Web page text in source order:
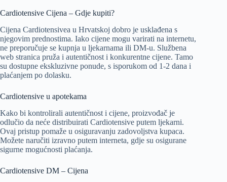
Cardiotensive Cijena – Gdje kupiti?
Cijena Cardiotensivea u Hrvatskoj dobro je usklađena s
njegovim prednostima. Iako cijene mogu varirati na internetu,
ne preporučuje se kupnja u ljekarnama ili DM-u. Službena
web stranica pruža i autentičnost i konkurentne cijene. Tamo
su dostupne ekskluzivne ponude, s isporukom od 1-2 dana i
plaćanjem po dolasku.
Cardiotensive u apotekama
Kako bi kontrolirali autentičnost i cijene, proizvođač je
odlučio da neće distribuirati Cardiotensive putem ljekarni.
Ovaj pristup pomaže u osiguravanju zadovoljstva kupaca.
Možete naručiti izravno putem interneta, gdje su osigurane
sigurne mogućnosti plaćanja.
Cardiotensive DM – Cijena